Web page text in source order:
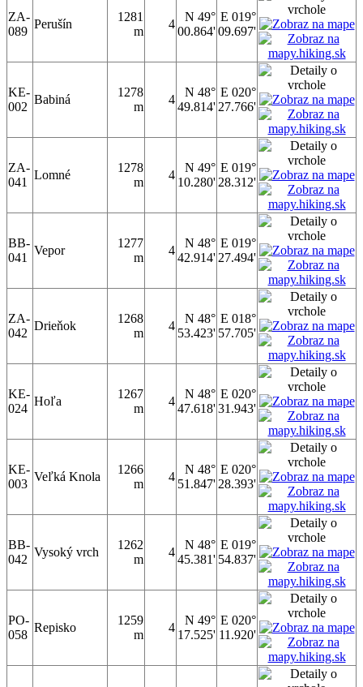
ZA-
089
Perušín
1281
m
4
N 49°
00.864'
E 019°
09.697'
KE-
002
Babiná
1278
m
4
N 48°
49.814'
E 020°
27.766'
ZA-
041
Lomné
1278
m
4
N 49°
10.280'
E 019°
28.312'
BB-
041
Vepor
1277
m
4
N 48°
42.914'
E 019°
27.494'
ZA-
042
Drieňok
1268
m
4
N 48°
53.423'
E 018°
57.705'
KE-
024
Hoľa
1267
m
4
N 48°
47.618'
E 020°
31.943'
KE-
003
Veľká Knola
1266
m
4
N 48°
51.847'
E 020°
28.393'
BB-
042
Vysoký vrch
1262
m
4
N 48°
45.381'
E 019°
54.837'
PO-
058
Repisko
1259
m
4
N 49°
17.525'
E 020°
11.920'